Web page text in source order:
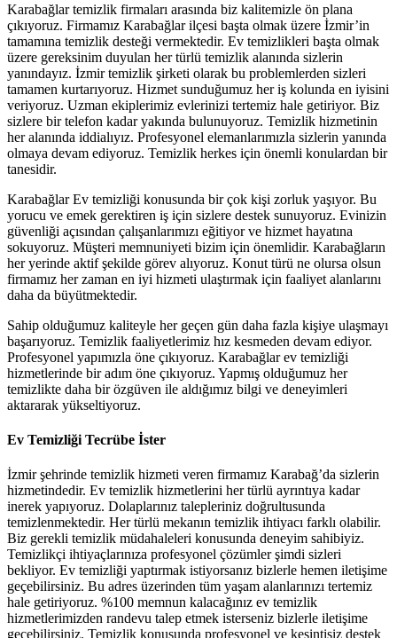
Karabağlar temizlik firmaları arasında biz kalitemizle ön plana
çıkıyoruz. Firmamız Karabağlar ilçesi başta olmak üzere İzmir’in
tamamına temizlik desteği vermektedir. Ev temizlikleri başta olmak
üzere gereksinim duyulan her türlü temizlik alanında sizlerin
yanındayız. İzmir temizlik şirketi olarak bu problemlerden sizleri
tamamen kurtarıyoruz. Hizmet sunduğumuz her iş kolunda en iyisini
veriyoruz. Uzman ekiplerimiz evlerinizi tertemiz hale getiriyor. Biz
sizlere bir telefon kadar yakında bulunuyoruz. Temizlik hizmetinin
her alanında iddialıyız. Profesyonel elemanlarımızla sizlerin yanında
olmaya devam ediyoruz. Temizlik herkes için önemli konulardan bir
tanesidir.
Karabağlar Ev temizliği konusunda bir çok kişi zorluk yaşıyor. Bu
yorucu ve emek gerektiren iş için sizlere destek sunuyoruz. Evinizin
güvenliği açısından çalışanlarımızı eğitiyor ve hizmet hayatına
sokuyoruz. Müşteri memnuniyeti bizim için önemlidir. Karabağların
her yerinde aktif şekilde görev alıyoruz. Konut türü ne olursa olsun
firmamız her zaman en iyi hizmeti ulaştırmak için faaliyet alanlarını
daha da büyütmektedir.
Sahip olduğumuz kaliteyle her geçen gün daha fazla kişiye ulaşmayı
başarıyoruz. Temizlik faaliyetlerimiz hız kesmeden devam ediyor.
Profesyonel yapımızla öne çıkıyoruz. Karabağlar ev temizliği
hizmetlerinde bir adım öne çıkıyoruz. Yapmış olduğumuz her
temizlikte daha bir özgüven ile aldığımız bilgi ve deneyimleri
aktararak yükseltiyoruz.
Ev Temizliği Tecrübe İster
İzmir şehrinde temizlik hizmeti veren firmamız Karabağ’da sizlerin
hizmetindedir. Ev temizlik hizmetlerini her türlü ayrıntıya kadar
inerek yapıyoruz. Dolaplarınız talepleriniz doğrultusunda
temizlenmektedir. Her türlü mekanın temizlik ihtiyacı farklı olabilir.
Biz gerekli temizlik müdahaleleri konusunda deneyim sahibiyiz.
Temizlikçi ihtiyaçlarınıza profesyonel çözümler şimdi sizleri
bekliyor. Ev temizliği yaptırmak istiyorsanız bizlerle hemen iletişime
geçebilirsiniz. Bu adres üzerinden tüm yaşam alanlarınızı tertemiz
hale getiriyoruz. %100 memnun kalacağınız ev temizlik
hizmetlerimizden randevu talep etmek isterseniz bizlerle iletişime
geçebilirsiniz. Temizlik konusunda profesyonel ve kesintisiz destek